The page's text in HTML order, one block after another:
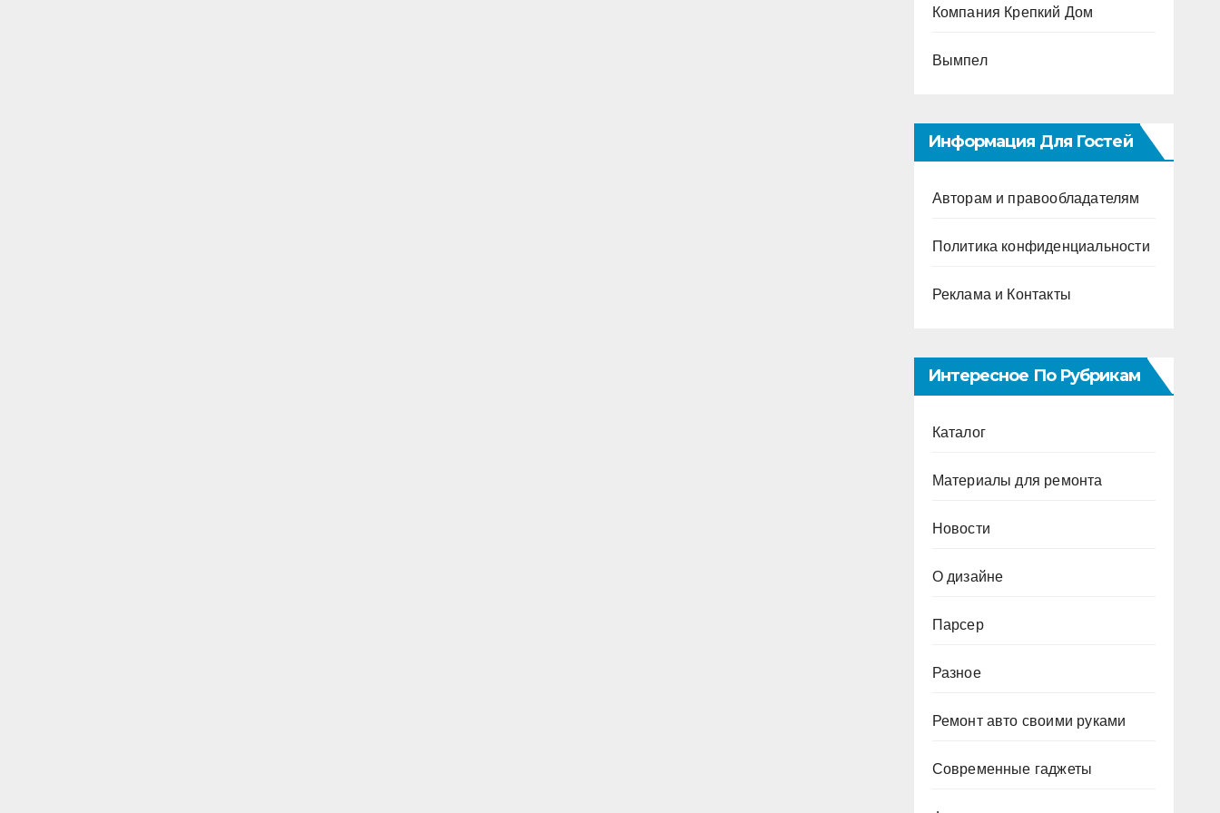
Компания Крепкий Дом
Вымпел
Информация Для Гостей
Авторам и правообладателям
Политика конфиденциальности
Реклама и Контакты
Интересное По Рубрикам
Каталог
Материалы для ремонта
Новости
О дизайне
Парсер
Разное
Ремонт авто своими руками
Современные гаджеты